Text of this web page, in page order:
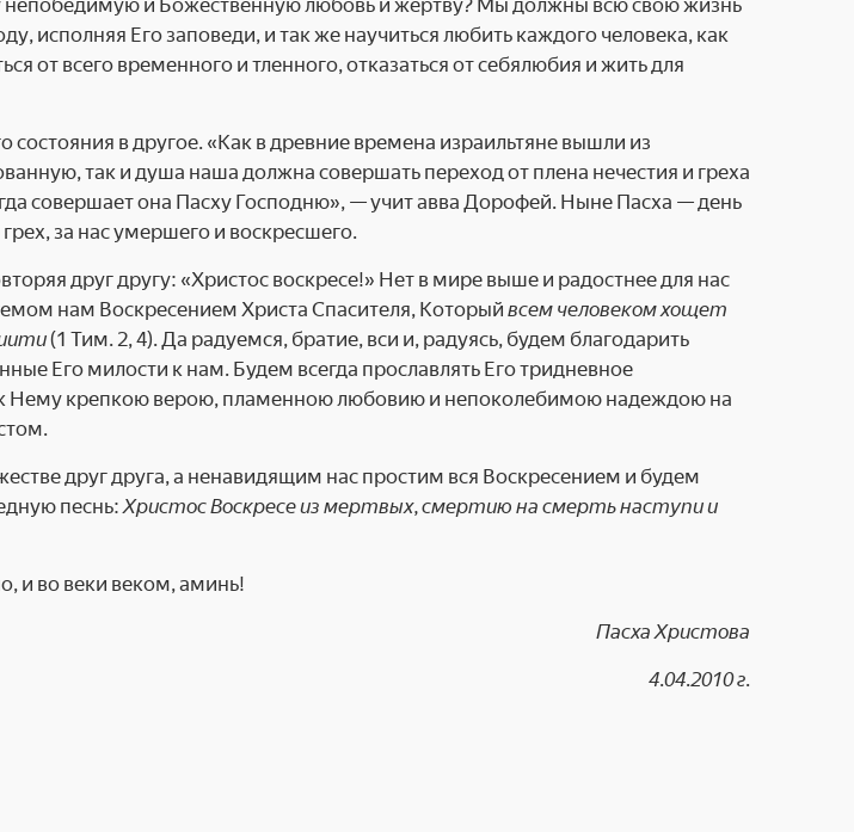
непобедимую и Божественную любовь и жертву? Мы должны всю свою жизнь
исполняя Его заповеди, и так же научиться любить каждого человека, как
от всего временного и тленного, отказаться от себялюбия и жить для
состояния в другое. «Как в древние времена израильтяне вышли из
так и душа наша должна совершать переход от плена нечестия и греха
совершает она Пасху Господню», — учит авва Дорофей. Ныне Пасха — день
за нас умершего и воскресшего.
друг другу: «Христос воскресе!» Нет в мире выше и радостнее для нас
нам Воскресением Христа Спасителя, Который всем человеком хощет
(1 Тим. 2, 4). Да радуемся, братие, вси и, радуясь, будем благодарить
Его милости к нам. Будем всегда прославлять Его тридневное
к Нему крепкою верою, пламенною любовию и непоколебимою надеждою на
друг друга, а ненавидящим нас простим вся Воскресением и будем
песнь:Христос Воскресе из мертвых, смертию на смерть наступи и
и во веки веком, аминь!
Пасха Христова
4.04.2010 г.